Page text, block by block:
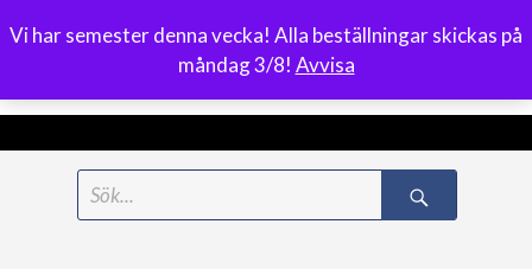
Vi har semester denna vecka! Alla beställningar skickas på
måndag 3/8! Avvisa
0
Meny